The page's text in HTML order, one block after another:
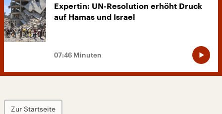
Expertin: UN-Resolution erhöht Druck
auf Hamas und Israel
07:46 Minuten
Zur Startseite